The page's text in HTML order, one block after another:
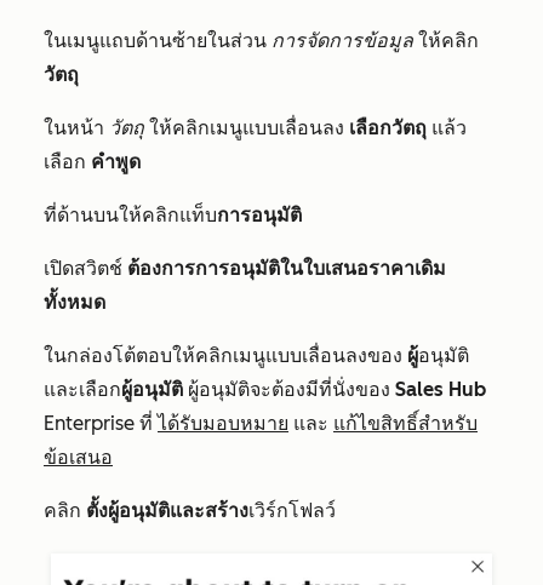
ในเมนูแถบด้านซ้ายในส่วน การจัดการข้อมูล ให้คลิก
วัตถุ
ในหน้า วัตถุ ให้คลิกเมนูแบบเลื่อนลง เลือกวัตถุ แล้ว
เลือก คำพูด
ที่ด้านบนให้คลิกแท็บการอนุมัติ
เปิดสวิตช์ ต้องการการอนุมัติในใบเสนอราคาเดิม
ทั้งหมด
ในกล่องโต้ตอบให้คลิกเมนูแบบเลื่อนลงของ ผู้อนุมัติ
และเลือกผู้อนุมัติ ผู้อนุมัติจะต้องมีที่นั่งของ Sales Hub
Enterprise ที่ได้รับมอบหมาย และ แก้ไขสิทธิ์สำหรับ
ข้อเสนอ
คลิก ตั้งผู้อนุมัติและสร้างเวิร์กโฟลว์